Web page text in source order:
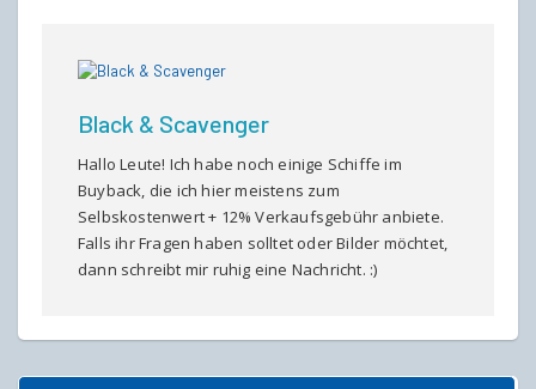
Black & Scavenger
Hallo Leute! Ich habe noch einige Schiffe im
Buyback, die ich hier meistens zum
Selbskostenwert + 12% Verkaufsgebühr anbiete.
Falls ihr Fragen haben solltet oder Bilder möchtet,
dann schreibt mir ruhig eine Nachricht. :)